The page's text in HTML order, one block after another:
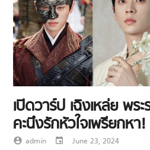
เปิดวาร์ป เฉิงเหล่ย พร
คะนึงรักหัวใจเพรียกหา!
account_circle admin event June 23, 2024